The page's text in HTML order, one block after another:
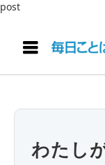
post
わたし